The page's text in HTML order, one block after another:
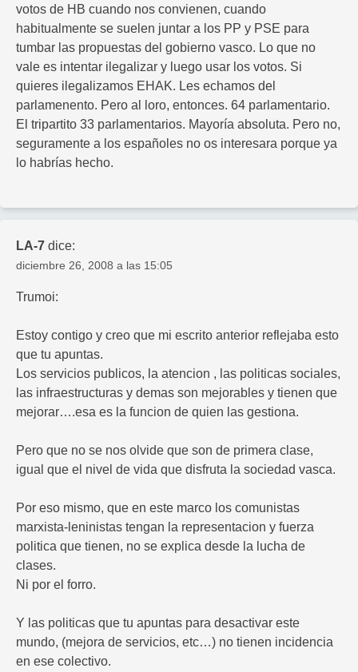
votos de HB cuando nos convienen, cuando
habitualmente se suelen juntar a los PP y PSE para
tumbar las propuestas del gobierno vasco. Lo que no
vale es intentar ilegalizar y luego usar los votos. Si
quieres ilegalizamos EHAK. Les echamos del
parlamenento. Pero al loro, entonces. 64 parlamentario.
El tripartito 33 parlamentarios. Mayoría absoluta. Pero no,
seguramente a los españoles no os interesara porque ya
lo habrías hecho.
LA-7 dice:
diciembre 26, 2008 a las 15:05
Trumoi:
Estoy contigo y creo que mi escrito anterior reflejaba esto
que tu apuntas.
Los servicios publicos, la atencion , las politicas sociales,
las infraestructuras y demas son mejorables y tienen que
mejorar….esa es la funcion de quien las gestiona.
Pero que no se nos olvide que son de primera clase,
igual que el nivel de vida que disfruta la sociedad vasca.
Por eso mismo, que en este marco los comunistas
marxista-leninistas tengan la representacion y fuerza
politica que tienen, no se explica desde la lucha de
clases.
Ni por el forro.
Y las politicas que tu apuntas para desactivar este
mundo, (mejora de servicios, etc…) no tienen incidencia
en ese colectivo.